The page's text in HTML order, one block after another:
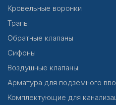
Кровельные воронки
Трапы
Обратные клапаны
Сифоны
Воздушные клапаны
Арматура для подземного
Комплектующие для